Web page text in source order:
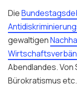
Die
gewaltigen
Abendlandes.
Bürokratismus